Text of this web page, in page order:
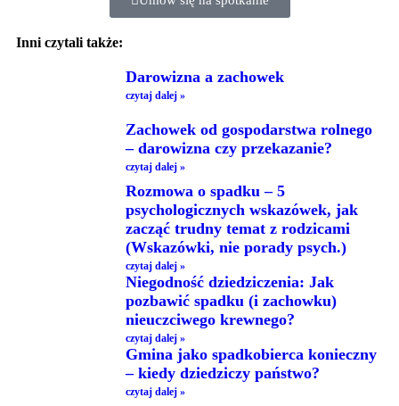
Inni czytali także:
Darowizna a zachowek
czytaj dalej »
Zachowek od gospodarstwa rolnego
– darowizna czy przekazanie?
czytaj dalej »
Rozmowa o spadku – 5
psychologicznych wskazówek, jak
zacząć trudny temat z rodzicami
(Wskazówki, nie porady psych.)
czytaj dalej »
Niegodność dziedziczenia: Jak
pozbawić spadku (i zachowku)
nieuczciwego krewnego?
czytaj dalej »
Gmina jako spadkobierca konieczny
– kiedy dziedziczy państwo?
czytaj dalej »